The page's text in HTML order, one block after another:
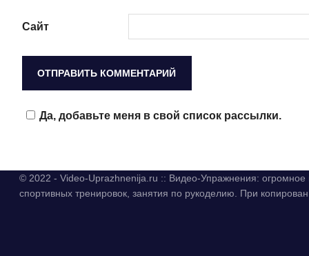
Сайт
Да, добавьте меня в свой список рассылки.
© 2022 - Video-Uprazhnenija.ru :: Видео-Упражнения:
спортивных тренировок, занятия по рукоделию. При